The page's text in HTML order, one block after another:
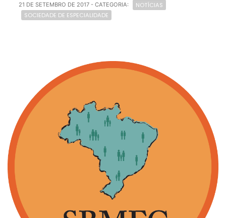
21 DE SETEMBRO DE 2017 - CATEGORIA:
NOTÍCIAS
SOCIEDADE DE ESPECIALIDADE